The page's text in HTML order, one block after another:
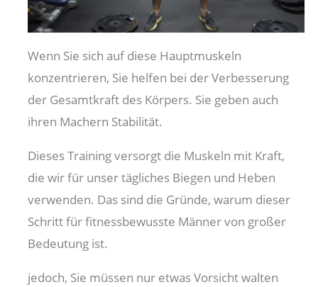
Wenn Sie sich auf diese Hauptmuskeln
konzentrieren, Sie helfen bei der Verbesserung
der Gesamtkraft des Körpers. Sie geben auch
ihren Machern Stabilität.
Dieses Training versorgt die Muskeln mit Kraft,
die wir für unser tägliches Biegen und Heben
verwenden. Das sind die Gründe, warum dieser
Schritt für fitnessbewusste Männer von großer
Bedeutung ist.
jedoch, Sie müssen nur etwas Vorsicht walten